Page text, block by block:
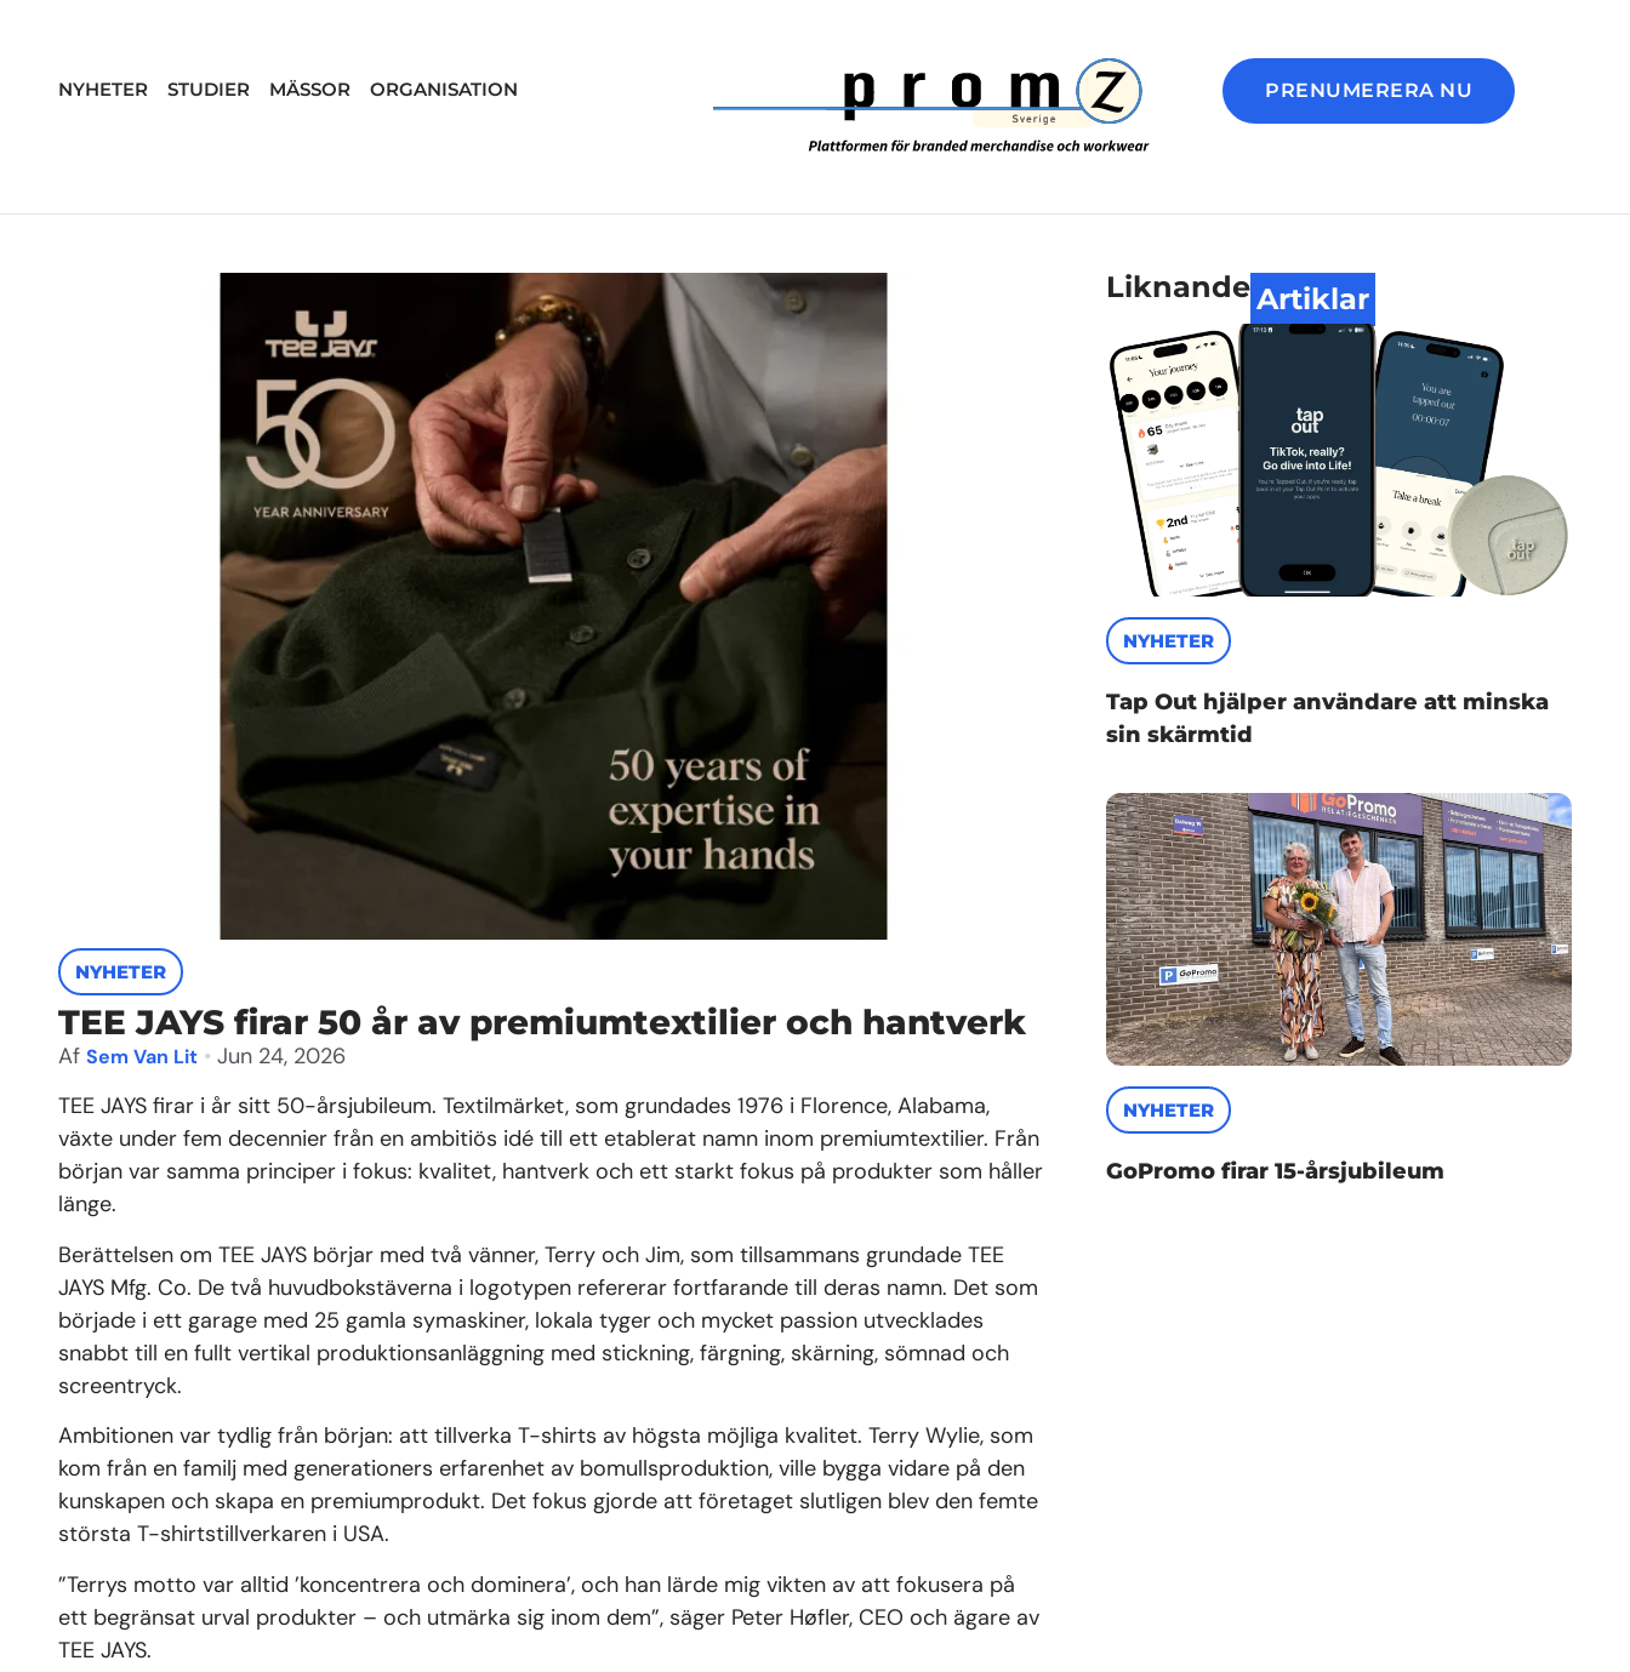
NYHETER STUDIER MÄSSOR ORGANISATION PRENUMERERA NU
NYHETER
TEE JAYS firar 50 år av premiumtextilier och hantverk
Af Sem Van Lit • Jun 24, 2026
TEE JAYS firar i år sitt 50-årsjubileum. Textilmärket, som grundades 1976 i Florence, Alabama,
växte under fem decennier från en ambitiös idé till ett etablerat namn inom premiumtextilier. Från
början var samma principer i fokus: kvalitet, hantverk och ett starkt fokus på produkter som håller
länge.
Berättelsen om TEE JAYS börjar med två vänner, Terry och Jim, som tillsammans grundade TEE
JAYS Mfg. Co. De två huvudbokstäverna i logotypen refererar fortfarande till deras namn. Det som
började i ett garage med 25 gamla symaskiner, lokala tyger och mycket passion utvecklades
snabbt till en fullt vertikal produktionsanläggning med stickning, färgning, skärning, sömnad och
screentryck.
Ambitionen var tydlig från början: att tillverka T-shirts av högsta möjliga kvalitet. Terry Wylie, som
kom från en familj med generationers erfarenhet av bomullsproduktion, ville bygga vidare på den
kunskapen och skapa en premiumprodukt. Det fokus gjorde att företaget slutligen blev den femte
största T-shirtstillverkaren i USA.
”Terrys motto var alltid ’koncentrera och dominera’, och han lärde mig vikten av att fokusera på
ett begränsat urval produkter – och utmärka sig inom dem”, säger Peter Høfler, CEO och ägare av
TEE JAYS.
LiknandeArtiklar
NYHETER
Tap Out hjälper användare att minska
sin skärmtid
NYHETER
GoPromo firar 15-årsjubileum